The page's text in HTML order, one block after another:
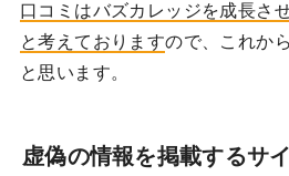
口コミはバズカレッジを成長さ
と考えておりますので、これか
と思います。
虚偽の情報を掲載するサ